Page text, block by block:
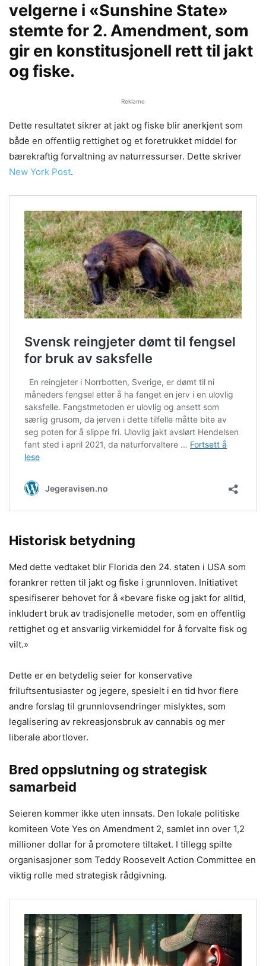
velgerne i «Sunshine State»
stemte for 2. Amendment, som
gir en konstitusjonell rett til jakt
og fiske.
Reklame
Dette resultatet sikrer at jakt og fiske blir anerkjent som
både en offentlig rettighet og et foretrukket middel for
bærekraftig forvaltning av naturressurser. Dette skriver
New York Post.
Historisk betydning
Med dette vedtaket blir Florida den 24. staten i USA som
forankrer retten til jakt og fiske i grunnloven. Initiativet
spesifiserer behovet for å «bevare fiske og jakt for alltid,
inkludert bruk av tradisjonelle metoder, som en offentlig
rettighet og et ansvarlig virkemiddel for å forvalte fisk og
vilt.»
Dette er en betydelig seier for konservative
friluftsentusiaster og jegere, spesielt i en tid hvor flere
andre forslag til grunnlovsendringer mislyktes, som
legalisering av rekreasjonsbruk av cannabis og mer
liberale abortlover.
Bred oppslutning og strategisk
samarbeid
Seieren kommer ikke uten innsats. Den lokale politiske
komiteen Vote Yes on Amendment 2, samlet inn over 1,2
millioner dollar for å promotere tiltaket. I tillegg spilte
organisasjoner som Teddy Roosevelt Action Committee en
viktig rolle med strategisk rådgivning.